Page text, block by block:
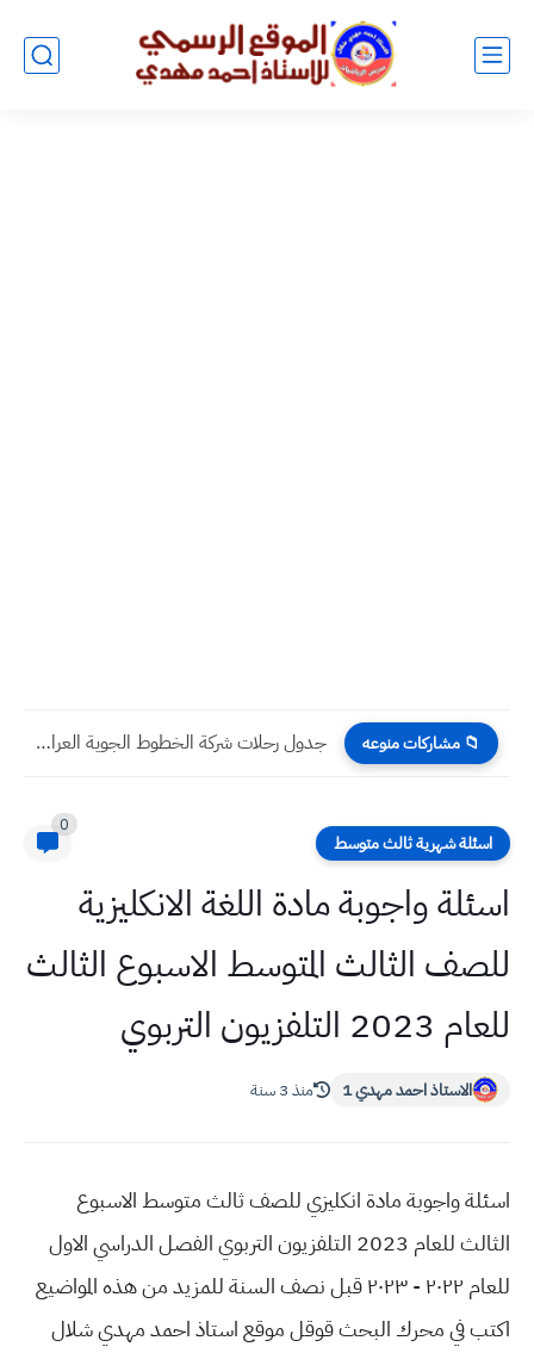
📁 مشاركات منوعه جدول رحلات شركة الخطوط الجوية العراقية اليوم الخميس 5 -...
اسئلة شهرية ثالث متوسط
0
اسئلة واجوبة مادة اللغة الانكليزية
للصف الثالث المتوسط الاسبوع الثالث
للعام 2023 التلفزيون التربوي
الاستاذ احمد مهدي 1 منذ 3 سنة
اسئلة واجوبة مادة انكليزي للصف ثالث متوسط الاسبوع
الثالث للعام 2023 التلفزيون التربوي الفصل الدراسي الاول
للعام ٢٠٢٢ - ٢٠٢٣ قبل نصف السنة للمزيد من هذه المواضيع
اكتب في محرك البحث قوقل موقع استاذ احمد مهدي شلال